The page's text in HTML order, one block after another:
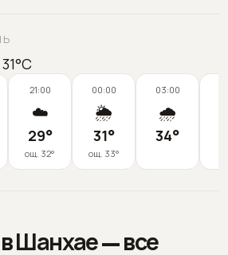
21:00
☁️
29°
ощ. 32°
00:00
🌦️
31°
ощ. 33°
03:00
🌧️
34°
Шанхае — все